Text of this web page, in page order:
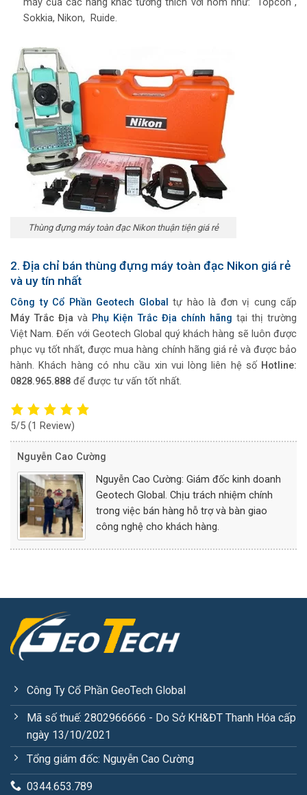
Sokkia, Nikon, Ruide.
Thùng đựng máy toàn đạc Nikon thuận tiện giá rẻ
2. Địa chỉ bán thùng đựng máy toàn đạc Nikon giá rẻ
và uy tín nhất
Công ty Cổ Phần Geotech Global tự hào là đơn vị cung cấp
Máy Trắc Địa và Phụ Kiện Trắc Địa chính hãng tại thị trường
Việt Nam. Đến với Geotech Global quý khách hàng sẽ luôn được
phục vụ tốt nhất, được mua hàng chính hãng giá rẻ và được bảo
hành. Khách hàng có nhu cầu xin vui lòng liên hệ số Hotline:
0828.965.888 để được tư vấn tốt nhất.
5/5 (1 Review)
Nguyễn Cao Cường
Nguyễn Cao Cường: Giám đốc kinh doanh
Geotech Global. Chịu trách nhiệm chính
trong việc bán hàng hỗ trợ và bàn giao
công nghệ cho khách hàng.
Công Ty Cổ Phần GeoTech Global
Mã số thuế: 2802966666 - Do Sở KH&ĐT Thanh Hóa cấp
ngày 13/10/2021
Tổng giám đốc: Nguyễn Cao Cường
0344.653.789